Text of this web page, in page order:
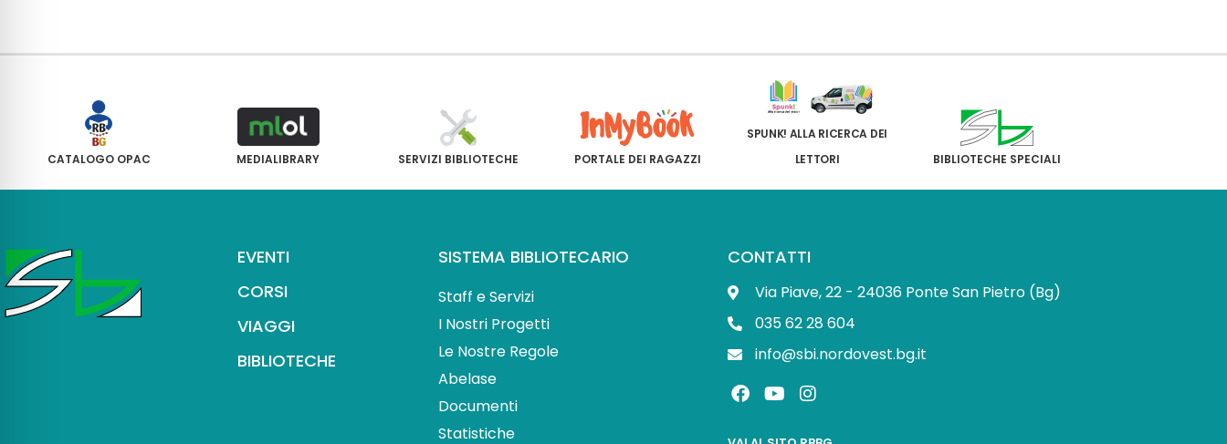
CATALOGO OPAC MEDIALIBRARY SERVIZI BIBLIOTECHE PORTALE DEI RAGAZZI
SPUNK! ALLA RICERCA DEI
LETTORI
BIBLIOTECHE SPECIALI
EVENTI
CORSI
VIAGGI
BIBLIOTECHE
SISTEMA BIBLIOTECARIO
Staff e Servizi
I Nostri Progetti
Le Nostre Regole
Abelase
Documenti
Statistiche
CONTATTI
Via Piave, 22 - 24036 Ponte San Pietro (Bg)
035 62 28 604
info@sbi.nordovest.bg.it
F
a
Y
o
I
n